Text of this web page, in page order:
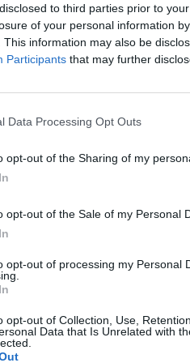
to third parties prior to
of your personal information
This information may also be
Participants that may further
Data Processing Opt Outs
opt-out of the Sharing of my
opt-out of the Sale of my Personal
opt-out of processing my Personal
opt-out of Collection, Use,
Data that Is Unrelated with
дека температурите
за овој
уредите,
одвнатре...
ако не е
многу шеќер).
само малку, за
газирана вода,
и тоа е доволно,
Од